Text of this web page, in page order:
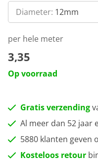
Diameter: 12mm
per hele meter
3,35
Op voorraad
Gratis verzending
Al meer dan 52 jaar
5880 klanten geven
Kosteloos retour